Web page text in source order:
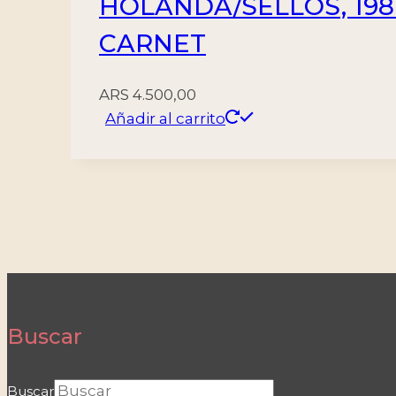
HOLANDA/SELLOS,
CARNET
ARS 4.500,00
Añadir al carrito
Buscar
Buscar